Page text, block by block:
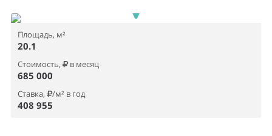
Площадь, м²
20.1
Стоимость, в месяц
685 000
Ставка, /м² в год
408 955